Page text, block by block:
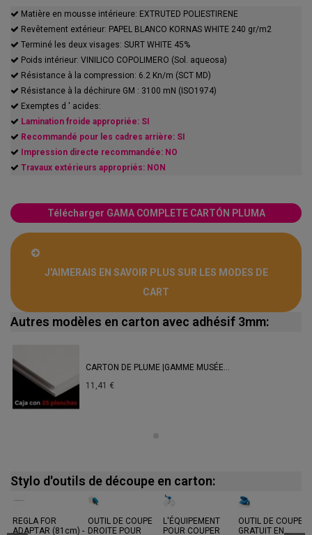
Matière en mousse intérieure: EXTRUTED POLIESTIRENE
Revêtement extérieur: PAPEL BLANCO KORNAS WHITE 240 gr/m2
Terminé les deux visages: SURT WHITE 45%
Poids intérieur: VINILICO COPOLIMERO (Sol. aqueosa)
Résistance à la compression: 6.2 Kn/m (SCT MD)
Résistance à la déchirure GM : 3100 mN (ISO1974)
Exemptes d ' acides:
Lamination froide appropriée: SI
Recommandé pour les cadres arrière: SI
Impression directe recommandée: NO
Travaux extérieurs appropriés: NON
Télécharger GAMA COMPLETE CARTÓN PLUMA
J'AIMERAIS EN SAVOIR PLUS SUR LES MODES DE
CART
Autres modèles en carton avec adhésif 3mm:
CARTON DE PLUME |GAMME MUSÉE...
11,41 €
Stylo d'outils de découpe en carton:
REGLA FOR
ADAPTAR (81cm) -
OUTIL DE COUPE
DROITE POUR
L'ÉQUIPEMENT
POUR COUPER
OUTIL DE COUPE
GRATUIT EN...